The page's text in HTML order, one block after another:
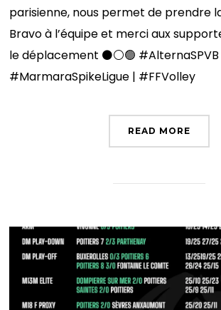
parisienne, nous permet de prendre
Bravo à l’équipe et merci aux
le déplacement ⚫️⚪️🟢 #AlternaSPVB
#MarmaraSpikeLigue | #FFVolley
READ MORE